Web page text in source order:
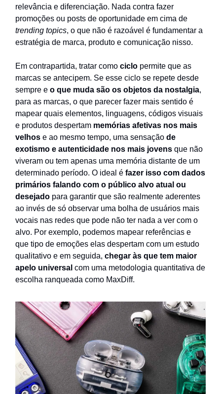
relevância e diferenciação. Nada contra fazer
promoções ou posts de oportunidade em cima de
trending topics, o que não é razoável é fundamentar a
estratégia de marca, produto e comunicação nisso.
Em contrapartida, tratar como ciclo permite que as
marcas se antecipem. Se esse ciclo se repete desde
sempre e o que muda são os objetos da nostalgia,
para as marcas, o que parecer fazer mais sentido é
mapear quais elementos, linguagens, códigos visuais
e produtos despertam memórias afetivas nos mais
velhos e ao mesmo tempo, uma sensação de
exotismo e autenticidade nos mais jovens que não
viveram ou tem apenas uma memória distante de um
determinado período. O ideal é fazer isso com dados
primários falando com o público alvo atual ou
desejado para garantir que são realmente aderentes
ao invés de só observar uma bolha de usuários mais
vocais nas redes que pode não ter nada a ver com o
alvo. Por exemplo, podemos mapear referências e
que tipo de emoções elas despertam com um estudo
qualitativo e em seguida, chegar às que tem maior
apelo universal com uma metodologia quantitativa de
escolha ranqueada como MaxDiff.